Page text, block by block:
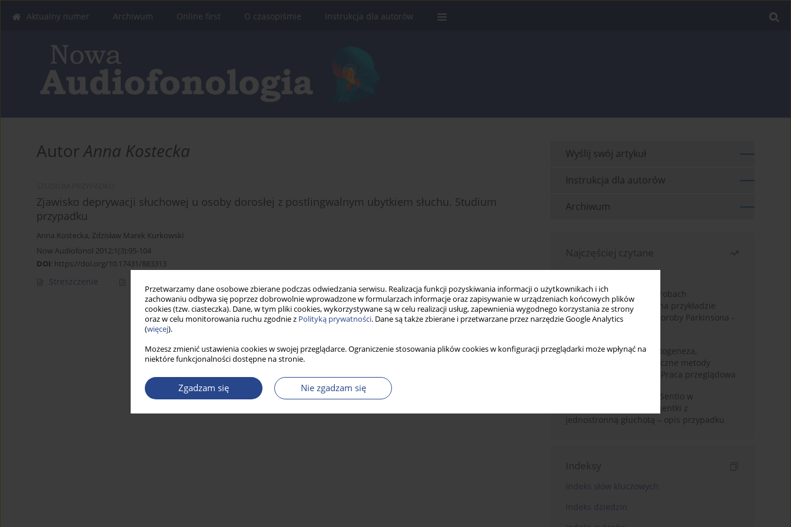
Przetwarzamy dane osobowe zbierane podczas odwiedzania serwisu. Realizacja funkcji pozyskiwania informacji o użytkownikach i ich
zachowaniu odbywa się poprzez dobrowolnie wprowadzone w formularzach informacje oraz zapisywanie w urządzeniach końcowych plików
cookies (tzw. ciasteczka). Dane, w tym pliki cookies, wykorzystywane są w celu realizacji usług, zapewnienia wygodnego korzystania ze strony
oraz w celu monitorowania ruchu zgodnie z Polityką prywatności. Dane są także zbierane i przetwarzane przez narzędzie Google Analytics
(więcej).
Możesz zmienić ustawienia cookies w swojej przeglądarce. Ograniczenie stosowania plików cookies w konfiguracji przeglądarki może wpłynąć na
niektóre funkcjonalności dostępne na stronie.
Zgadzam się Nie zgadzam się
Aktualny numer Archiwum Online first O czasopiśmie Instrukcja dla autorów
AutorAnna Kostecka
Zjawisko deprywacji słuchowej u osoby dorosłej z postlingwalnym ubytkiem słuchu. Studium
przypadku
Anna Kostecka, Zdzisław Marek Kurkowski
Now Audiofonol 2012;1(3):95-104
DOI: https://doi.org/10.17431/883313
Streszczenie
Wyślij swój artykuł
Instrukcja dla autorów
Archiwum
Najczęściej czytane
Miesiąc
Rok
Badanie zmysłów w chorobach
neurodegeneracyjnych na przykładzie
choroby Alzheimera i choroby Parkinsona -
Choroba Meniere’a – patogeneza,
diagnostyka, niechirurgiczne metody
leczenia i kontrowersje. Praca przeglądowa
Wykorzystanie systemu Sentio w
konfiguracji CROS u pacjentki z
jednostronną głuchotą – opis przypadku
Indeksy
Indeks słów kluczowych
Indeks dziedzin